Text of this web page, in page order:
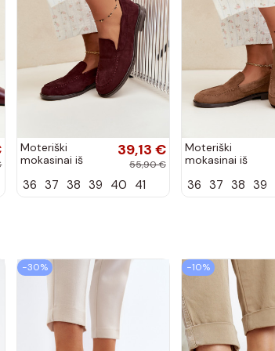
Moteriški
mokasinai iš
zomšos, bordo
39,13 €
55,90 €
36 37 38 39 40 41
Moteriški
mokasinai iš
zomšos, rudos
36 37 38 39
−30% −10%